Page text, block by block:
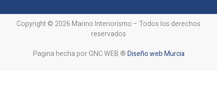
Copyright © 2026 Marino Interiorismo – Todos los derechos
reservados
Pagina hecha por GNC WEB ®Diseño web Murcia